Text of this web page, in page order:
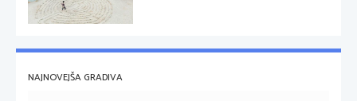
NAJNOVEJŠA GRADIVA